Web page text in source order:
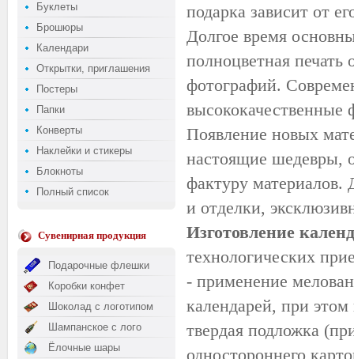
Буклеты
Брошюры
Календари
Открытки, приглашения
Постеры
Папки
Конверты
Наклейки и стикеры
Блокноты
Полный список
Сувенирная продукция
Подарочные флешки
Коробки конфет
Шоколад с логотипом
Шампанское с лого
Ёлочные шары
подарка зависит от
Долгое время
полноцветная печать
фотографий.
высококачественные
Появление новых
настоящие шедевры,
фактуру
и отделки,
Изготовление
технологических
- применение
календарей, при
твердая подложка
одностороннего